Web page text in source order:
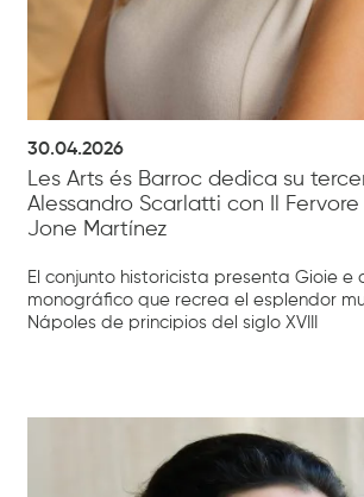
30.04.2026
Les Arts és Barroc dedica su
Alessandro Scarlatti con Il
Jone Martínez
El conjunto historicista presenta Gioie e
monográfico que recrea el esplendor
Nápoles de principios del siglo XVIII